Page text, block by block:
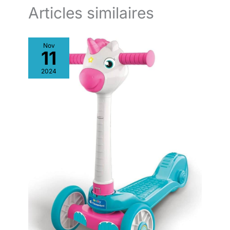
Articles similaires
Nov
11
2024